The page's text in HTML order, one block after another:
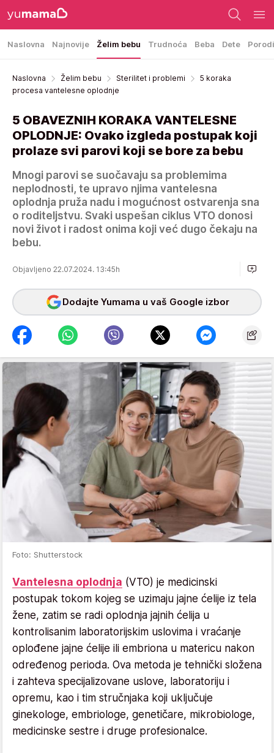
Naslovna Najnovije Želim bebu Trudnoća Beba Dete
Naslovna Želim bebu Sterilitet i problemi
5 koraka
procesa vantelesne oplodnje
5 OBAVEZNIH KORAKA VANTELESNE
OPLODNJE: Ovako izgleda postupak koji
prolaze svi parovi koji se bore za bebu
Mnogi parovi se suočavaju sa problemima
neplodnosti, te upravo njima vantelesna
oplodnja pruža nadu i mogućnost ostvarenja sna
o roditeljstvu. Svaki uspešan ciklus VTO donosi
novi život i radost onima koji već dugo čekaju na
bebu.
Objavljeno 22.07.2024. 13:45h
Dodajte Yumama u vaš Google izbor
Foto: Shutterstock
Vantelesna oplodnja (VTO) je medicinski
postupak tokom kojeg se uzimaju jajne ćelije iz tela
žene, zatim se radi oplodnja jajnih ćelija u
kontrolisanim laboratorijskim uslovima i vraćanje
oplođene jajne ćelije ili embriona u matericu nakon
određenog perioda. Ova metoda je tehnički složena
i zahteva specijalizovane uslove, laboratoriju i
opremu, kao i tim stručnjaka koji uključuje
ginekologe, embriologe, genetičare, mikrobiologe,
medicinske sestre i druge profesionalce.